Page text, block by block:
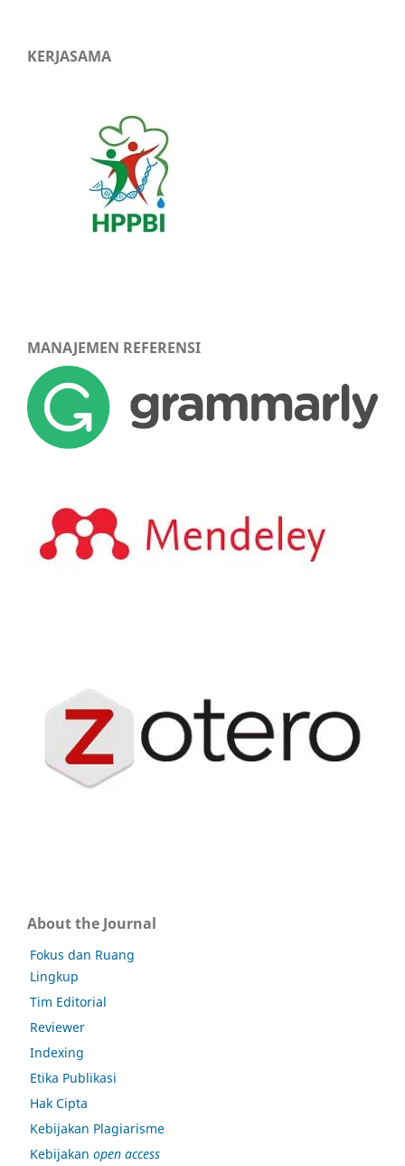
KERJASAMA
MANAJEMEN REFERENSI
About the Journal
Fokus dan Ruang
Lingkup
Tim Editorial
Reviewer
Indexing
Etika Publikasi
Hak Cipta
Kebijakan Plagiarisme
Kebijakan open access